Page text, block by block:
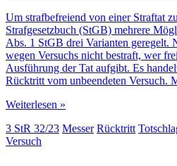
Um strafbefreiend von einer Straftat
Strafgesetzbuch (StGB) mehrere
Abs. 1 StGB drei Varianten geregelt.
wegen Versuchs nicht bestraft, wer
Ausführung der Tat aufgibt. Es
Rücktritt vom unbeendeten
Weiterlesen »
3 StR 32/23 Messer Rücktritt
Versuch